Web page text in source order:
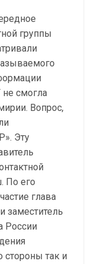
группы
не смогла
Вопрос,
Эту
По его
глава
заместитель
России
стороны так и